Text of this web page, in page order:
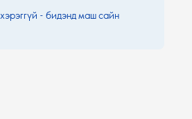
- бидэнд маш сайн